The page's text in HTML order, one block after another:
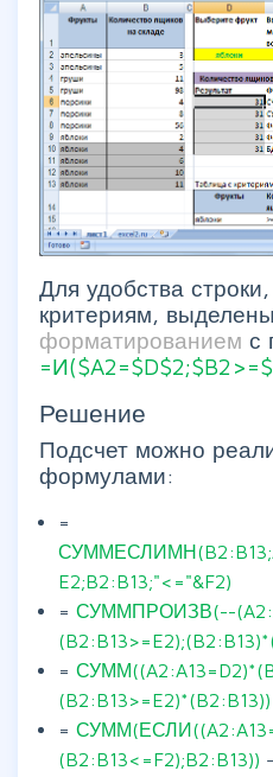
Для удобства
критериям,
форматированием с
Решение
Подсчет можно
формулами:
=
E2;B2:B13;"<="&F2)
= СУММПРОИЗВ(--
=
(B2:B13>=E2)*(B2:B13))
=
(B2:B13<=F2);B2:B13))